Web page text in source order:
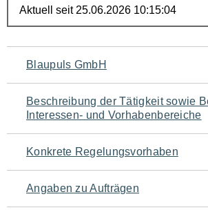
Navigation
für
den
Seiteninhalt
Blaupuls GmbH
Beschreibung der Tätigkeit sowie
Interessen- und Vorhabenbereiche
Konkrete Regelungsvorhaben
Angaben zu Aufträgen